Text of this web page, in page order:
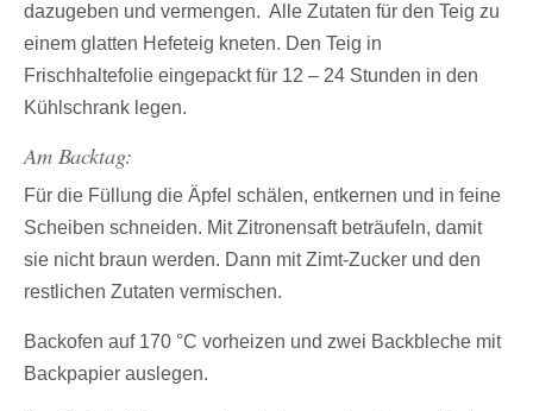
dazugeben und vermengen. Alle Zutaten für den Teig zu
einem glatten Hefeteig kneten. Den Teig in
Frischhaltefolie eingepackt für 12 – 24 Stunden in den
Kühlschrank legen.
Am Backtag:
Für die Füllung die Äpfel schälen, entkernen und in feine
Scheiben schneiden. Mit Zitronensaft beträufeln, damit
sie nicht braun werden. Dann mit Zimt-Zucker und den
restlichen Zutaten vermischen.
Backofen auf 170 °C vorheizen und zwei Backbleche mit
Backpapier auslegen.